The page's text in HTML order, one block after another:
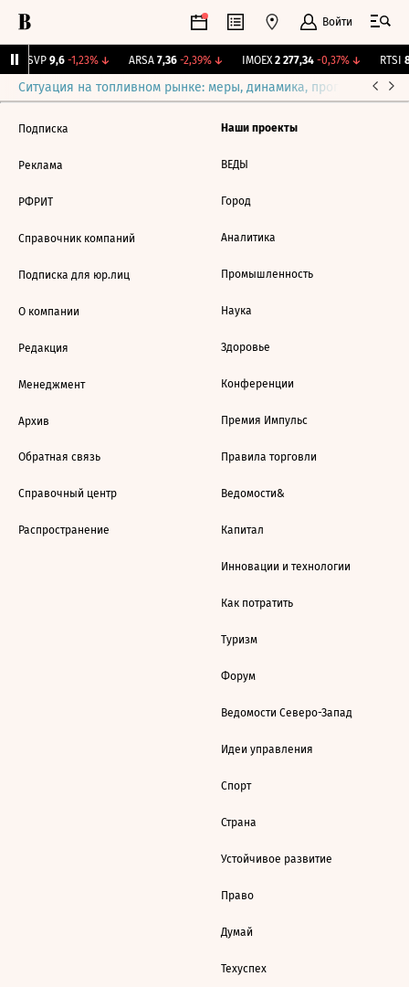
Войти
BISVP 9,6 -1,23%↓ ARSA 7,36 -2,39%↓ IMOEX 2 277,34 -0,37%↓ RTSI
Ситуация на топливном рынке: меры, динамика, прогнозы
Подписка
Реклама
РФРИТ
Справочник компаний
Подписка для юр.лиц
О компании
Редакция
Менеджмент
Архив
Обратная связь
Справочный центр
Распространение
Наши проекты
ВЕДЫ
Город
Аналитика
Промышленность
Наука
Здоровье
Конференции
Премия Импульс
Правила торговли
Ведомости&
Капитал
Инновации и технологии
Как потратить
Туризм
Форум
Ведомости Северо-Запад
Идеи управления
Спорт
Страна
Устойчивое развитие
Право
Думай
Техуспех